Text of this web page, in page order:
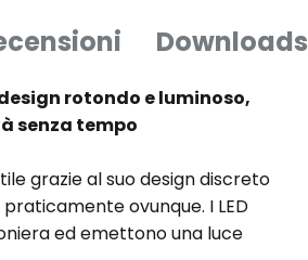
Downloads
rotondo e luminoso,
senza tempo
grazie al suo design discreto
ovunque. I LED
ed emettono una luce